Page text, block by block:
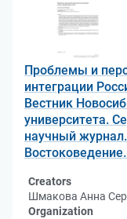
Проблемы и
интеграции
Вестник
университета.
научный
Creators
Шмакова Анна
Organization